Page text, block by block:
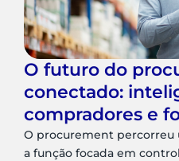
O futuro do
conectado:
compradores e
O procurement percorreu
a função focada em